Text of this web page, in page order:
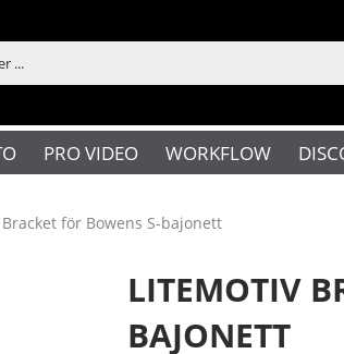
PRO VIDEO WORKFLOW
för Bowens S-bajonett
LITEMOTIV
BAJONETT